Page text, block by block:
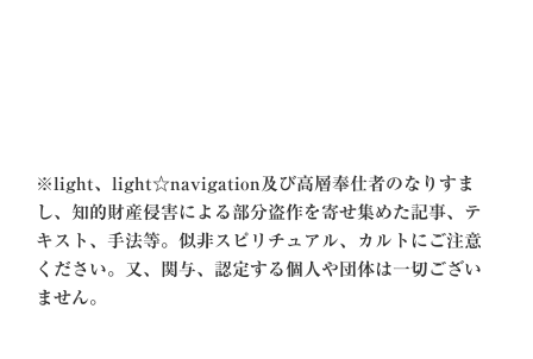
※light、light☆navigation及び高層奉仕者のなりすま
し、知的財産侵害による部分盗作を寄せ集めた記事、テ
キスト、手法等。似非スピリチュアル、カルトにご注意
ください。又、関与、認定する個人や団体は一切ござい
ません。